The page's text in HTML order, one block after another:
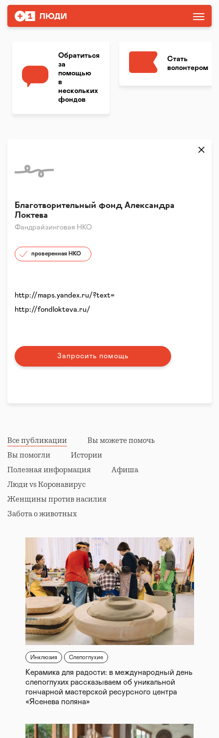
Обратиться
за
помощью
в
нескольких
фондов
Стать
волонтером
Фандрайзинговая НКО
Благотворительный фонд Александра
Локтева
проверенная НКО
http://maps.yandex.ru/?text=
http://fondlokteva.ru/
Запросить помощь
Все публикации
Вы можете помочь
Вы помогли
Истории
Полезная информация
Афиша
Люди vs Коронавирус
Женщины против насилия
Забота о животных
Инклюзия Слепоглухие
Керамика для радости: в международный день
слепоглухих рассказываем об уникальной
гончарной мастерской ресурсного центра
«Ясенева поляна»